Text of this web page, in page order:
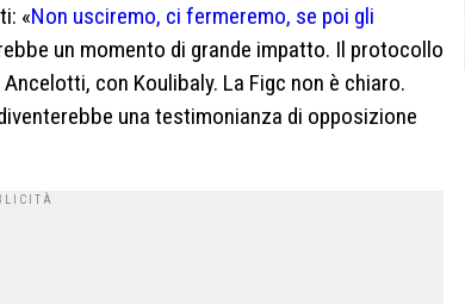
«Non usciremo, ci fermeremo, se poi gli
un momento di grande impatto. Il protocollo
con Koulibaly. La Figc non è chiaro.
una testimonianza di opposizione